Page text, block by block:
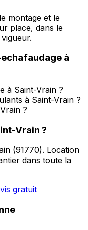
montage et le
place, dans le
à
à Saint-Vrain ?
à Saint-Vrain ?
?
Vrain ?
(91770). Location
dans toute la
gratuit